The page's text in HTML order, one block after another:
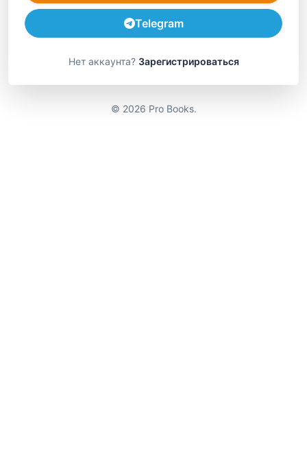
Telegram
Нет аккаунта? Зарегистрироваться
© 2026 Pro Books.